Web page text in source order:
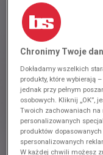
Chronimy Twoje
Dokładamy wszelkich
produkty, które wybierają
jednak przy pełnym
osobowych. Kliknij „OK”,
Twoich zachowaniach na
personalizowanych
produktów
spersonalizowanych
W każdej chwili możesz